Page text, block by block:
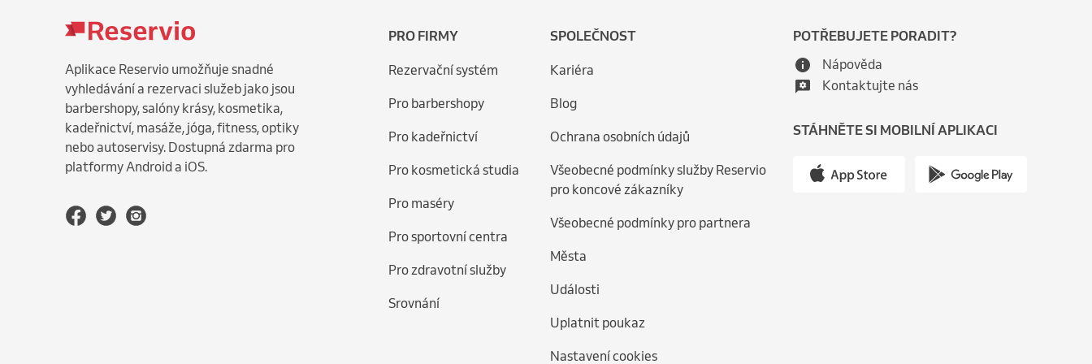
Aplikace Reservio umožňuje snadné
vyhledávání a rezervaci služeb jako jsou
barbershopy, salóny krásy, kosmetika,
kadeřnictví, masáže, jóga, fitness, optiky
nebo autoservisy. Dostupná zdarma pro
platformy Android a iOS.
PRO FIRMY
Rezervační systém
Pro barbershopy
Pro kadeřnictví
Pro kosmetická studia
Pro maséry
Pro sportovní centra
Pro zdravotní služby
Srovnání
SPOLEČNOST
Kariéra
Blog
Ochrana osobních údajů
Všeobecné podmínky služby Reservio
pro koncové zákazníky
Všeobecné podmínky pro partnera
Města
Události
Uplatnit poukaz
Nastavení cookies
POTŘEBUJETE PORADIT?
Nápověda
Kontaktujte nás
STÁHNĚTE SI MOBILNÍ APLIKACI